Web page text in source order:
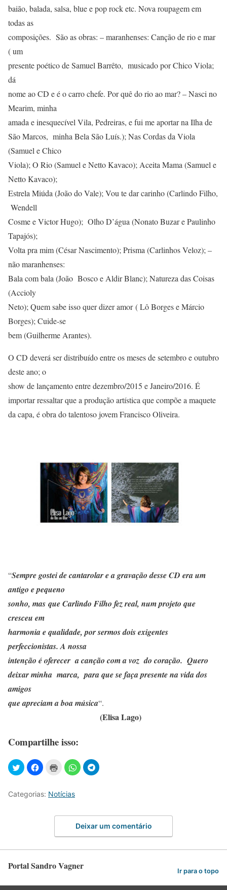
baião, balada, salsa, blue e pop rock etc. Nova roupagem em
todas as
composições. São as obras: – maranhenses: Canção de rio e mar
( um
presente poético de Samuel Barrêto, musicado por Chico Viola;
dá
nome ao CD e é o carro chefe. Por quê do rio ao mar? – Nasci no
Mearim, minha
amada e inesquecível Vila, Pedreiras, e fui me aportar na Ilha de
São Marcos, minha Bela São Luís.); Nas Cordas da Viola
(Samuel e Chico
Viola); O Rio (Samuel e Netto Kavaco); Aceita Mama (Samuel e
Netto Kavaco);
Estrela Miúda (João do Vale); Vou te dar carinho (Carlindo Filho,
Wendell
Cosme e Victor Hugo); Olho D’água (Nonato Buzar e Paulinho
Tapajós);
Volta pra mim (César Nascimento); Prisma (Carlinhos Veloz); –
não maranhenses:
Bala com bala (João Bosco e Aldir Blanc); Natureza das Coisas
(Accioly
Neto); Quem sabe isso quer dizer amor ( Lô Borges e Márcio
Borges); Cuide-se
bem (Guilherme Arantes).
O CD deverá ser distribuído entre os meses de setembro e outubro
deste ano; o
show de lançamento entre dezembro/2015 e Janeiro/2016. É
importar ressaltar que a produção artística que compõe a maquete
da capa, é obra do talentoso jovem Francisco Oliveira.
“Sempre gostei de cantarolar e a gravação desse CD era um
antigo e pequeno
sonho, mas que Carlindo Filho fez real, num projeto que
cresceu em
harmonia e qualidade, por sermos dois exigentes
perfeccionistas. A nossa
intenção é oferecer a canção com a voz do coração. Quero
deixar minha marca, para que se faça presente na vida dos
amigos
que apreciam a boa música“.
(Elisa Lago)
Compartilhe isso:
Categorias: Notícias
Deixar um comentário
Portal Sandro Vagner Ir para o topo